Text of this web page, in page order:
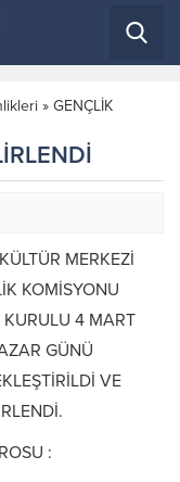
» GENÇLİK
MERKEZİ
KOMİSYONU
KURULU 4 MART
GÜNÜ
VE
: